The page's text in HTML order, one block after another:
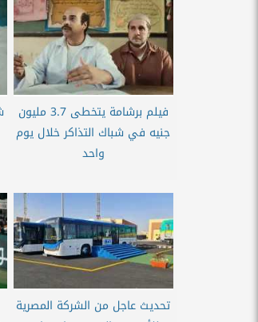
فيلم برشامة يتخطى 3.7 مليون
جنيه في شباك التذاكر خلال يوم
واحد
تحديث عاجل من الشركة المصرية